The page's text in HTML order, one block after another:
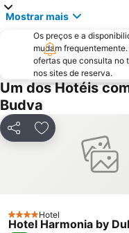
Mostrar mais
Os preços e a
mudam
ofertas que consulta no
nos sites de reserva.
Um dos Hotéis
Budva
PartilharAdicionar aos
4 Estrelas
Hotel
Hotel Harmonia by